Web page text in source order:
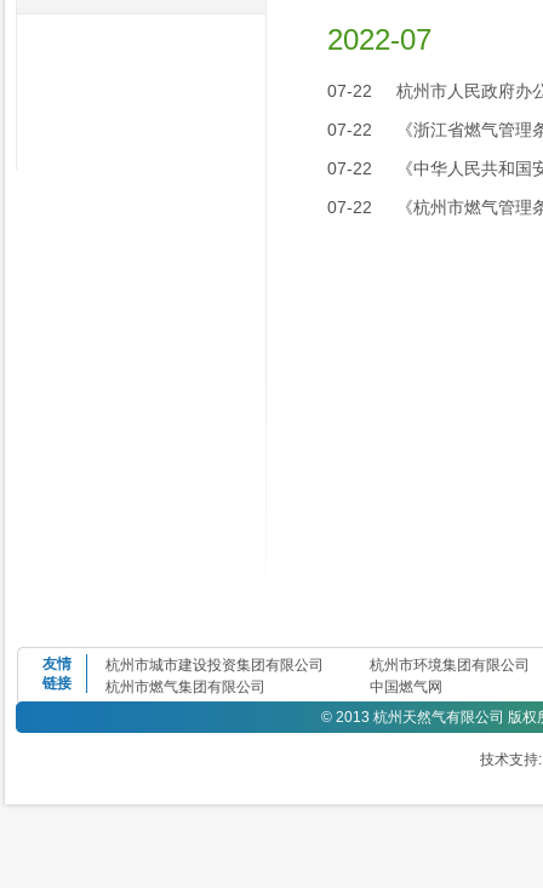
友情
链接
杭州市城市建设投资集团有限公司
杭州市环境集团有限公司
杭州市燃气集团有限公司
中国燃气网
© 2013 杭州天然气有限公司 版权
技术支持: